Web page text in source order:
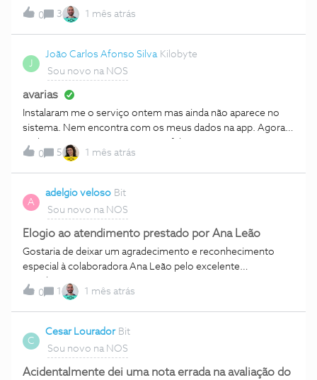
pagou na Loja NOS Funchal - Anadia Shopping.” Mas não
recebi nenhum email com recebo ou referência de
encomenda , conseguia me ajudar pff
0 3 1 mês atrás
J
João Carlos Afonso Silva Kilobyte
Sou novo na NOS
avarias
Instalaram me o serviço ontem mas ainda não aparece no
sistema. Nem encontra com os meus dados na app. Agora
tenho uma avaria e nem consigo falar com um assistente! A
linha de apoio diz que também não encontra os meus dados
e desliga! Má primeira impressão!
0 5 1 mês atrás
A
adelgio veloso Bit
Sou novo na NOS
Elogio ao atendimento prestado por Ana Leão
Gostaria de deixar um agradecimento e reconhecimento
especial à colaboradora Ana Leão pelo excelente
atendimento que me prestou.Num momento em que,
infelizmente, o atendimento ao cliente nem sempre recebe
a atenção que merece, a Ana destacou-se pela sua paciência,
profissionalismo, competência e atitude positiva.
Demonstrou uma genuína preocupação em compreender a
situação, ouvir atentamente o problema apresentado e
procurar a melhor solução possível.Ao longo de todo o
0 1 1 mês atrás
C
Cesar Lourador Bit
Sou novo na NOS
Acidentalmente dei uma nota errada na avaliação do